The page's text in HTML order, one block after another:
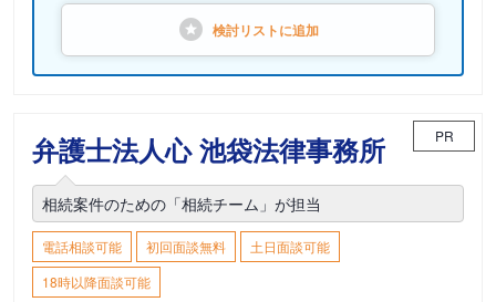
検討リストに追加
弁護士法人心 池袋法律事務所 PR
相続案件のための「相続チーム」が担当
電話相談可能 初回面談無料
土日面談可能
18時以降面談可能